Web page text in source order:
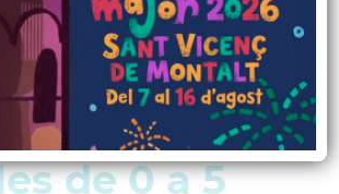
sobre
educatives
ús de les
de 0 a 5